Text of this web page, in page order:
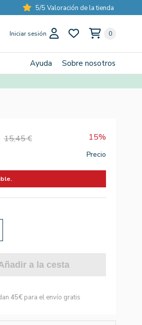
5/5 Valoración de la tienda
Iniciar sesión 0
Ayuda Sobre nosotros
15,45 € 15%
Precio
a la cesta
45€ para el envío gratis